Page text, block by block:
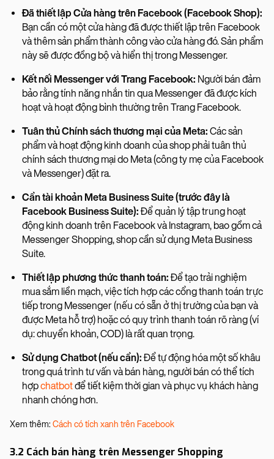
Đã thiết lập Cửa hàng trên Facebook (Facebook Shop):
Bạn cần có một cửa hàng đã được thiết lập trên Facebook
và thêm sản phẩm thành công vào cửa hàng đó. Sản phẩm
này sẽ được đồng bộ và hiển thị trong Messenger.
Kết nối Messenger với Trang Facebook: Người bán đảm
bảo rằng tính năng nhắn tin qua Messenger đã được kích
hoạt và hoạt động bình thường trên Trang Facebook.
Tuân thủ Chính sách thương mại của Meta: Các sản
phẩm và hoạt động kinh doanh của shop phải tuân thủ
chính sách thương mại do Meta (công ty mẹ của Facebook
và Messenger) đặt ra.
Cần tài khoản Meta Business Suite (trước đây là
Facebook Business Suite):Để quản lý tập trung hoạt
động kinh doanh trên Facebook và Instagram, bao gồm cả
Messenger Shopping, shop cần sử dụng Meta Business
Suite.
Thiết lập phương thức thanh toán:Để tạo trải nghiệm
mua sắm liền mạch, việc tích hợp các cổng thanh toán trực
tiếp trong Messenger (nếu có sẵn ở thị trường của bạn và
được Meta hỗ trợ) hoặc có quy trình thanh toán rõ ràng (ví
dụ: chuyển khoản, COD) là rất quan trọng.
Sử dụng Chatbot (nếu cần):Để tự động hóa một số khâu
trong quá trình tư vấn và bán hàng, người bán có thể tích
hợpchatbotđể tiết kiệm thời gian và phục vụ khách hàng
nhanh chóng hơn.
Xem thêm: Cách có tích xanh trên Facebook
3.2 Cách bán hàng trên Messenger Shopping